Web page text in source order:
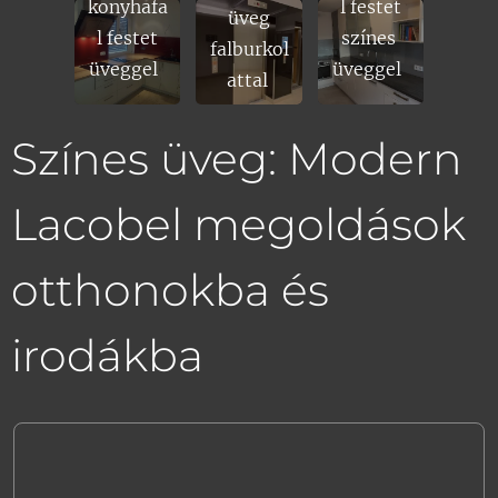
biztosítja, hogy az üveg tökéletesen
passzoljon a kívánt helyre.
🔹Tartós és időtálló– A festék kemény
bevonattal rögzül az üveg hátoldalára, így
konyhafa
l festet
üveggel
üveg
falburkol
attal
l festet
színes
üveggel
Színes üveg: Modern
Lacobel megoldások
otthonokba és
irodákba